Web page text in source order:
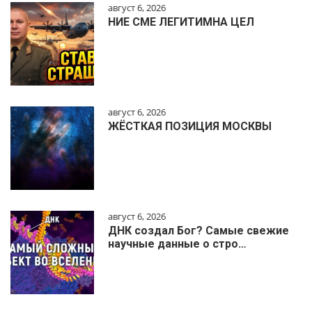
август 6, 2026
НИЕ СМЕ ЛЕГИТИМНА ЦЕЛ
август 6, 2026
ЖЁСТКАЯ ПОЗИЦИЯ МОСКВЫ
август 6, 2026
ДНК создал Бог? Самые свежие
научные данные о стро…